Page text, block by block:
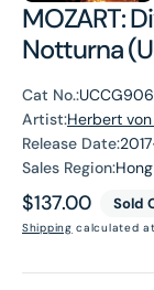
MOZART:
Notturna
Cat No.:
Artist:Herbert
Release Date:
Sales Region:
Regular
price
$137.00 Sold
Shipping calculated